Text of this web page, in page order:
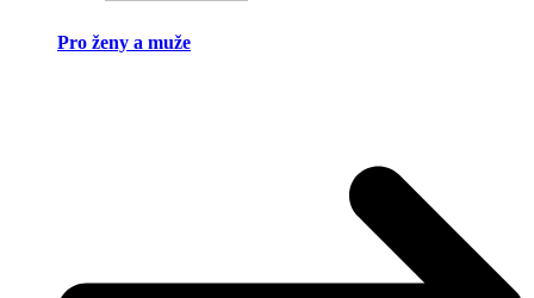
Pro ženy a muže